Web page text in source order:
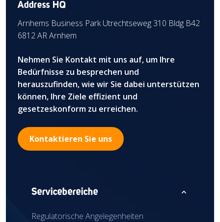
Address HQ
Arnhems Business Park Utrechtseweg 310 Bldg B42
6812 AR Arnhem
Nehmen Sie Kontakt mit uns auf, um Ihre
Bedürfnisse zu besprechen und
herauszufinden, wie wir Sie dabei unterstützen
können, Ihre Ziele effizient und
gesetzeskonform zu erreichen.
Kontaktieren Sie uns
Servicebereiche expand_less
Regulatorische Angelegenheiten